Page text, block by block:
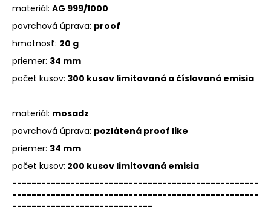
materiál: AG 999/1000
povrchová úprava: proof
hmotnosť: 20 g
priemer: 34 mm
počet kusov: 300 kusov limitovaná a číslovaná emisia
materiál: mosadz
povrchová úprava: pozlátená proof like
priemer: 34 mm
počet kusov: 200 kusov limitovaná emisia
---------------------------------------------------
---------------------------------------------------
-----------------------------